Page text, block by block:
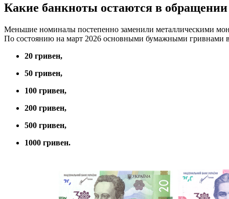
Какие банкноты остаются в обращении
Меньшие номиналы постепенно заменили металлическими
По состоянию на март 2026 основными бумажными гривнами
20 гривен,
50 гривен,
100 гривен,
200 гривен,
500 гривен,
1000 гривен.